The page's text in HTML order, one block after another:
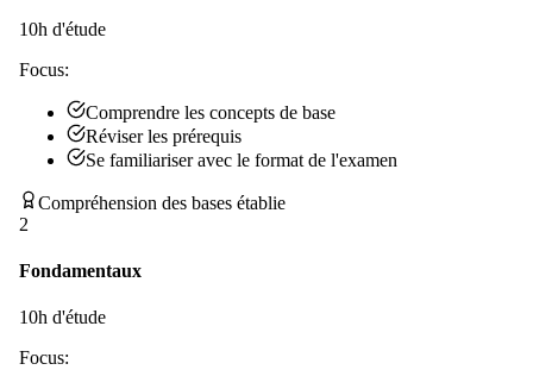
10h d'étude
Focus:
Comprendre les concepts de base
Réviser les prérequis
Se familiariser avec le format de l'examen
Compréhension des bases établie
2
Fondamentaux
10h d'étude
Focus: